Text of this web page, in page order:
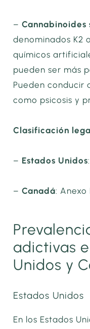
–Cannabinoides
denominados K2
químicos
pueden ser más
Pueden conducir
como psicosis y
Clasificación
– Estados Unidos
–Canadá: Anexo
adictivas
Unidos y
Estados Unidos
En los Estados